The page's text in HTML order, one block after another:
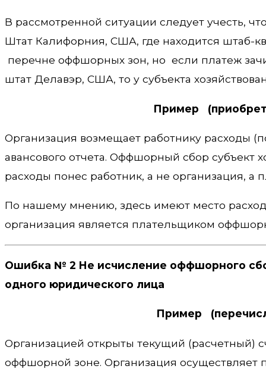
В рассмотренной ситуации следует учесть,
Штат Калифорния, США, где находится штаб-
перечне оффшорных зон, но если платеж
штат Делавэр, США, то у субъекта
Пример
Организация возмещает работнику расходы
авансового отчета. Оффшорный сбор субъект
расходы понес работник, а не организация,
По нашему мнению, здесь имеют место
организация является плательщиком
Ошибка № 2 Не исчисление оффшорного
одного юридического лица
Пример
Организацией открыты текущий (расчетный)
оффшорной зоне. Организация осуществляет